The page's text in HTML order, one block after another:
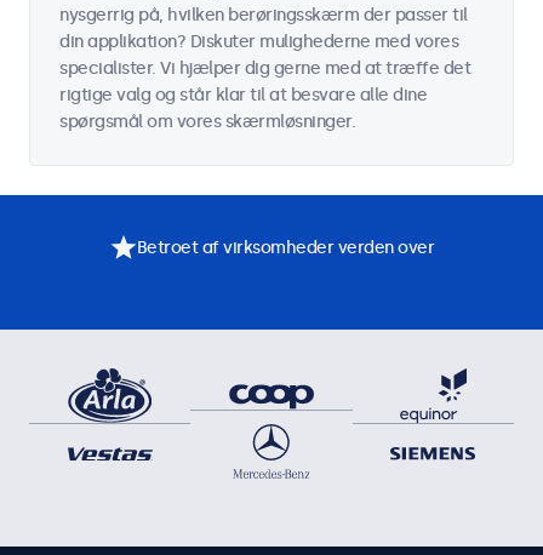
nysgerrig på, hvilken berøringsskærm der passer til
din applikation? Diskuter mulighederne med vores
specialister. Vi hjælper dig gerne med at træffe det
rigtige valg og står klar til at besvare alle dine
spørgsmål om vores skærmløsninger.
Betroet af virksomheder verden over